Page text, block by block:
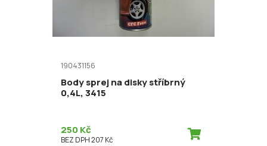
190431156
Body sprej na disky stříbrný
0,4L, 3415
250 Kč
BEZ DPH 207 Kč